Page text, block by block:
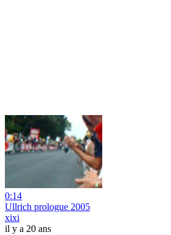
0:14
Ullrich prologue 2005
xixi
il y a 20 ans